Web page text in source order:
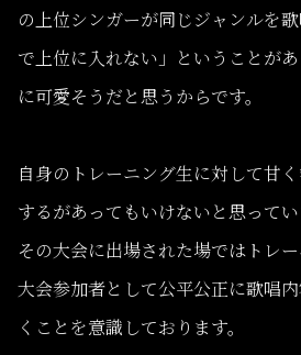
の上位シンガーが同じジャンルを
で上位に入れない」ということが
に可愛そうだと思うからです。
自身のトレーニング生に対して甘
するがあってもいけないと思ってい
その大会に出場された場ではトレ
大会参加者として公平公正に歌唱
くことを意識しております。